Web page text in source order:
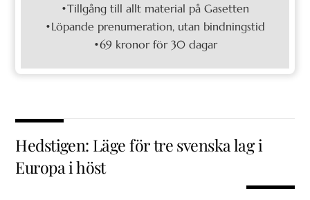
•Tillgång till allt material på Gasetten
•Löpande prenumeration, utan bindningstid
•69 kronor för 30 dagar
Hedstigen: Läge för tre svenska lag i
Europa i höst